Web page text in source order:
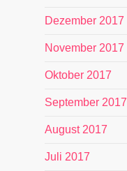
Dezember 2017
November 2017
Oktober 2017
September 2017
August 2017
Juli 2017